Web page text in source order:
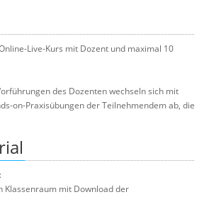
Live-Kurs mit Dozent und maximal 10
des Dozenten wechseln sich mit
on-Praxisübungen der Teilnehmendem ab, die
Klassenraum mit Download der